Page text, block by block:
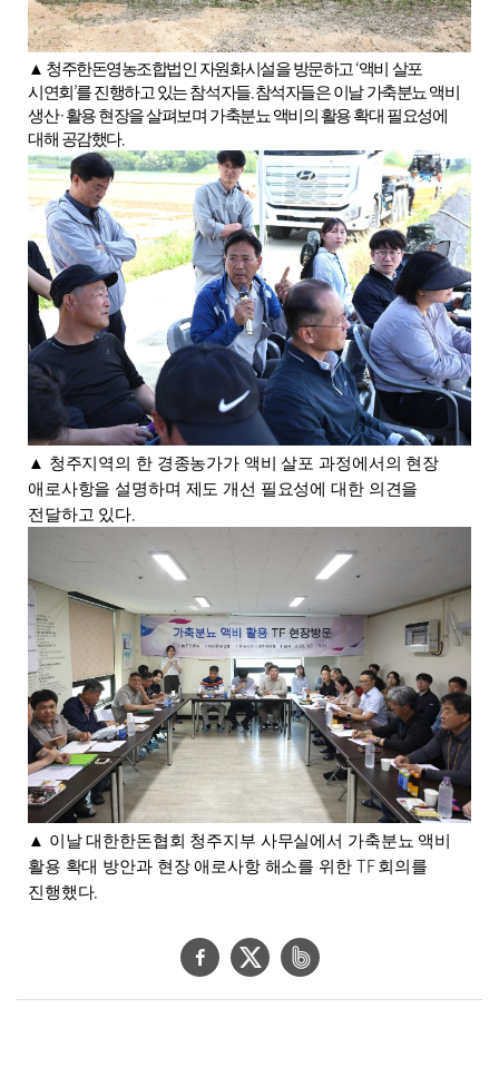
▲ 청주한돈영농조합법인 자원화시설을 방문하고 ‘액비 살포
시연회 ’를 진행하고 있는 참석자들.참석자들은 이날 가축분뇨 액비
생산·활용 현장을 살펴보며 가축분뇨 액비의 활용 확대 필요성에
대해 공감했다.
▲ 청주지역의 한 경종농가가 액비 살포 과정에서의 현장
애로사항을 설명하며 제도 개선 필요성에 대한 의견을
전달하고 있다.
▲ 이날 대한한돈협회 청주지부 사무실에서 가축분뇨 액비
활용 확대 방안과 현장 애로사항 해소를 위한 TF회의를
진행했다.
페
트
네